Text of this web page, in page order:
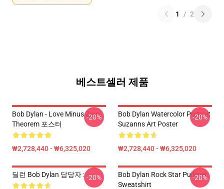
1 / 2
베스트셀러 제품
Bob Dylan - Love Minus Zero
Theorem 포스터
₩2,728,440 - ₩6,325,020
-20%
Bob Dylan Watercolor Portrait
Suzanns Art Poster
₩2,728,440 - ₩6,325,020
-20%
딜런 Bob Dylan 담당자 : -20%
Bob Dylan Rock Star Pullover
Sweatshirt
-20%